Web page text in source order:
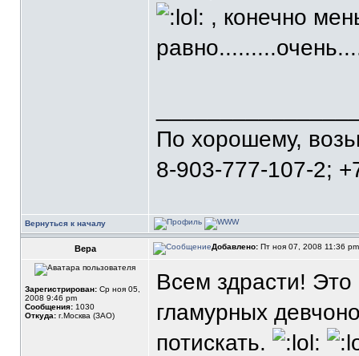
, конечно
По хорошему,
8-903-777-107-2;
Вернуться к началу
Вера Добавлено: Пт ноя 07, 2008 11:36
Зарегистрирован: Ср ноя 05,
2008 9:46 pm
Сообщения: 1030
Откуда: г.Москва (ЗАО)
Всем здрасти!
гламурных
потискать.